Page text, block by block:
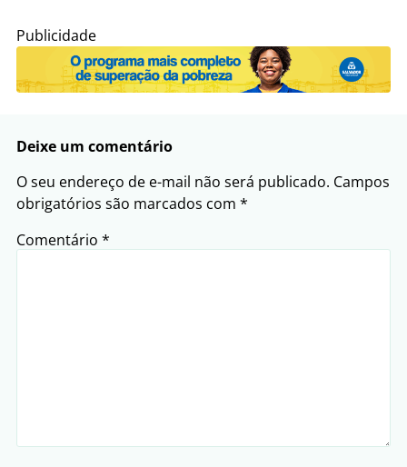
Publicidade
Deixe um comentário
O seu endereço de e-mail não será publicado. Campos
obrigatórios são marcados com *
Comentário *